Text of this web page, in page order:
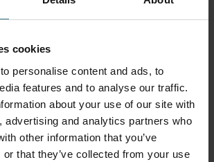
cookies
personalise content and ads, to
features and to analyse our traffic.
about your use of our site with
advertising and analytics partners who
other information that you’ve
or that they’ve collected from your use